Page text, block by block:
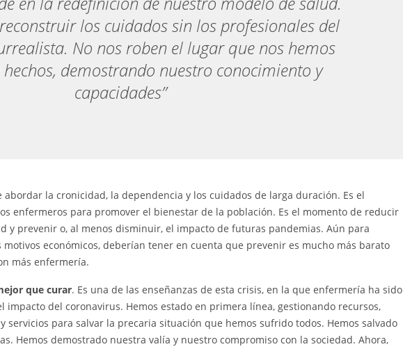
los cuidados sin los profesionales del
No nos roben el lugar que nos hemos
demostrando nuestro conocimiento y
capacidades”
abordar la cronicidad, la dependencia y los cuidados de larga duración. Es el
enfermeros para promover el bienestar de la población. Es el momento de reducir
y prevenir o, al menos disminuir, el impacto de futuras pandemias. Aún para
económicos, deberían tener en cuenta que prevenir es mucho más barato
más enfermería.
que curar. Es una de las enseñanzas de esta crisis, en la que enfermería ha sido
impacto del coronavirus. Hemos estado en primera línea, gestionando recursos,
servicios para salvar la precaria situación que hemos sufrido todos. Hemos salvado
Hemos demostrado nuestra valía y nuestro compromiso con la sociedad. Ahora,